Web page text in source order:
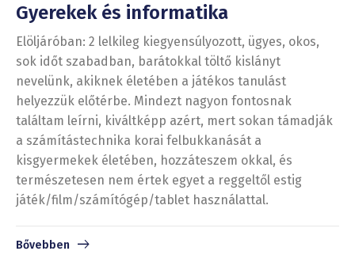
Gyerekek és informatika
Elöljáróban: 2 lelkileg kiegyensúlyozott, ügyes, okos,
sok időt szabadban, barátokkal töltő kislányt
nevelünk, akiknek életében a játékos tanulást
helyezzük előtérbe. Mindezt nagyon fontosnak
találtam leírni, kiváltképp azért, mert sokan támadják
a számítástechnika korai felbukkanását a
kisgyermekek életében, hozzáteszem okkal, és
természetesen nem értek egyet a reggeltől estig
játék/film/számítógép/tablet használattal.
Bővebben